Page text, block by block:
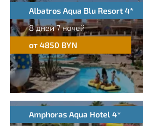
Albatros Aqua Blu Resort 4*
8 дней 7 ночей
от 4850 BYN
Amphoras Aqua Hotel 4*